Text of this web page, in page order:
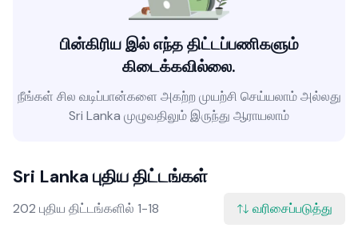
பின்கிரிய இல் எந்த திட்டப்பணிகளும்
கிடைக்கவில்லை.
நீங்கள் சில வடிப்பான்களை அகற்ற முயற்சி செய்யலாம் அல்லது
Sri Lanka முழுவதிலும் இருந்து ஆராயலாம்
Sri Lanka புதிய திட்டங்கள்
202 புதிய திட்டங்களில் 1-18 வரிசைப்படுத்து